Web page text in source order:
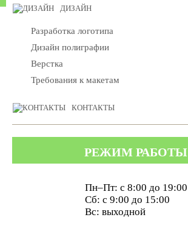
ДИЗАЙН
Разработка логотипа
Дизайн полиграфии
Верстка
Требования к макетам
КОНТАКТЫ
РЕЖИМ РАБОТЫ
Пн–Пт: с 8:00 до 19:00
Сб: с 9:00 до 15:00
Вс: выходной